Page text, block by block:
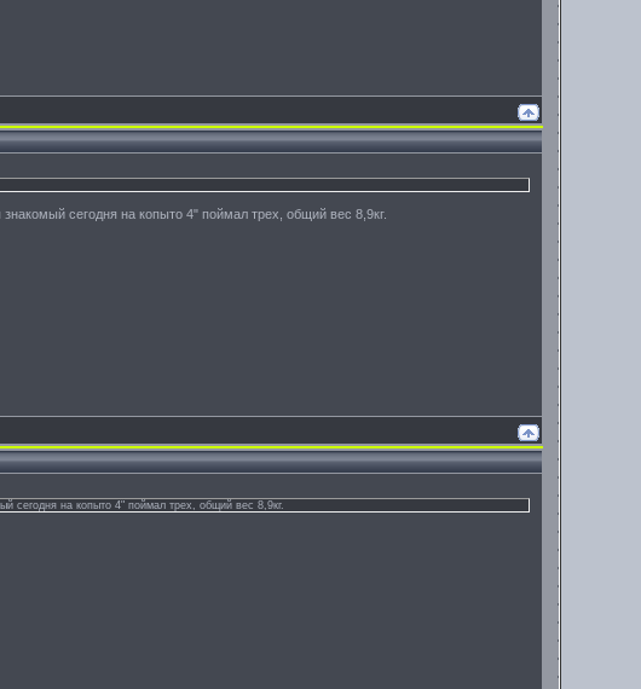
сегодня на копыто 4" поймал трех, общий вес 8,9кг.
сегодня на копыто 4" поймал трех, общий вес 8,9кг.